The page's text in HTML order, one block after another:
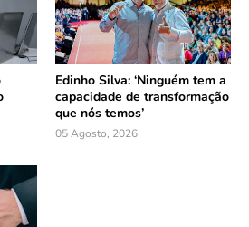
Edinho Silva: ‘Ninguém tem a
capacidade de transformação
que nós temos’
05 Agosto, 2026